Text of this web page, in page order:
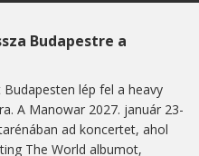
Budapestre a
lép fel a heavy
A Manowar 2027. január 23-
ad koncertet, ahol
The World albumot,